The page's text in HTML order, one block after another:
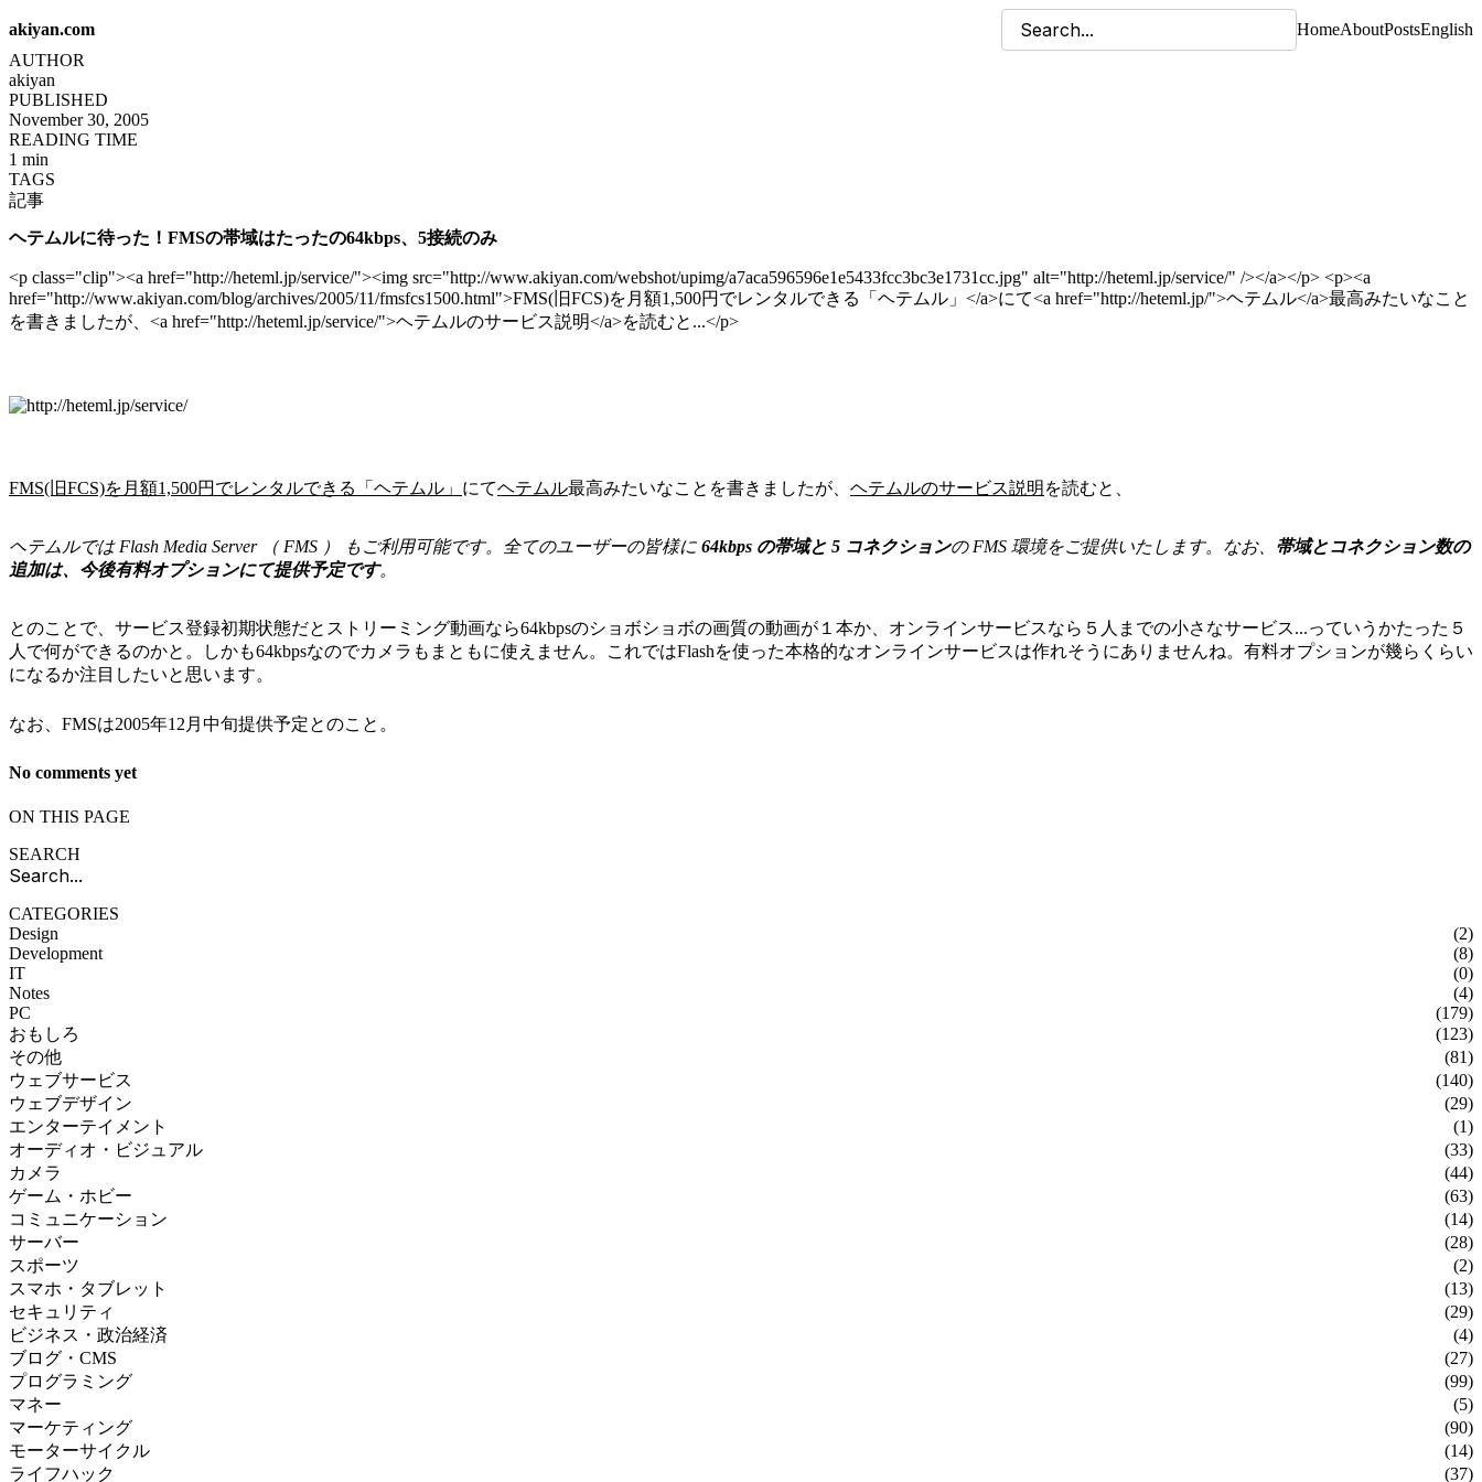
akiyan.com HomeAboutPostsEnglish
AUTHOR
akiyan
PUBLISHED
November 30, 2005
READING TIME
1 min
TAGS
記事
ヘテムルに待った！FMSの帯域はたったの64kbps、5接続のみ
<p class="clip"><a href="http://heteml.jp/service/"><img src="http://www.akiyan.com/webshot/upimg/a7aca596596e1e5433fcc3bc3e1731cc.jpg" alt="http://heteml.jp/service/" /></a></p> <p><a
href="http://www.akiyan.com/blog/archives/2005/11/fmsfcs1500.html">FMS(旧FCS)を月額1,500円でレンタルできる「ヘテムル」</a>にて<a href="http://heteml.jp/">ヘテムル</a>最高みたいなこと
を書きましたが、<a href="http://heteml.jp/service/">ヘテムルのサービス説明</a>を読むと...</p>
FMS(旧FCS)を月額1,500円でレンタルできる「ヘテムル」 にてヘテムル最高みたいなことを書きましたが、 ヘテムルのサービス説明 を読むと、
ヘテムルでは Flash Media Server （ FMS ） もご利用可能です。全てのユーザーの皆様に 64kbps の帯域と 5 コネクションの FMS 環境をご提供いたします。なお、 帯域とコネクション数の
追加は、今後有料オプションにて提供予定です。
とのことで、サービス登録初期状態だとストリーミング動画なら64kbpsのショボショボの画質の動画が１本か、オンラインサービスなら５人までの小さなサービス...っていうかたった５
人で何ができるのかと。しかも64kbpsなのでカメラもまともに使えません。これではFlashを使った本格的なオンラインサービスは作れそうにありませんね。有料オプションが幾らくらい
になるか注目したいと思います。
なお、FMSは2005年12月中旬提供予定とのこと。
No comments yet
ON THIS PAGE
SEARCH
CATEGORIES
Design
(2)
Development
(8)
IT
(0)
Notes
(4)
PC
(179)
おもしろ
(123)
その他
(81)
ウェブサービス
(140)
ウェブデザイン
(29)
エンターテイメント
(1)
オーディオ・ビジュアル
(33)
カメラ
(44)
ゲーム・ホビー
(63)
コミュニケーション
(14)
サーバー
(28)
スポーツ
(2)
スマホ・タブレット
(13)
セキュリティ
(29)
ビジネス・政治経済
(4)
ブログ・CMS
(27)
プログラミング
(99)
マネー
(5)
マーケティング
(90)
モーターサイクル
(14)
ライフハック
(37)